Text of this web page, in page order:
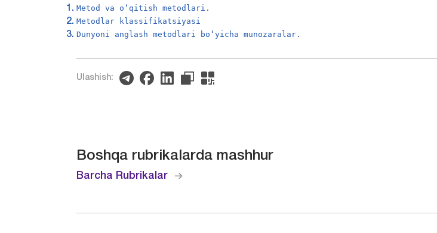
Metod va oʻqitish metodlari.
Metodlar klassifikatsiyasi
Dunyoni anglash metodlari boʻyicha munozaralar.
Ulashish:
Boshqa rubrikalarda mashhur
Barcha Rubrikalar